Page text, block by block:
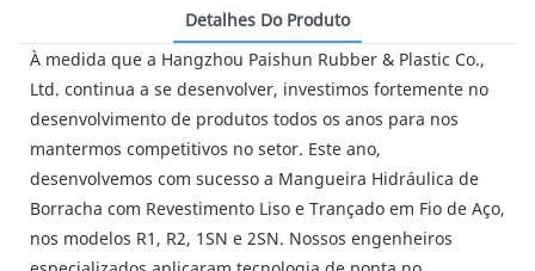
Detalhes Do Produto
À medida que a Hangzhou Paishun Rubber & Plastic Co.,
Ltd. continua a se desenvolver, investimos fortemente no
desenvolvimento de produtos todos os anos para nos
mantermos competitivos no setor. Este ano,
desenvolvemos com sucesso a Mangueira Hidráulica de
Borracha com Revestimento Liso e Trançado em Fio de Aço,
nos modelos R1, R2, 1SN e 2SN. Nossos engenheiros